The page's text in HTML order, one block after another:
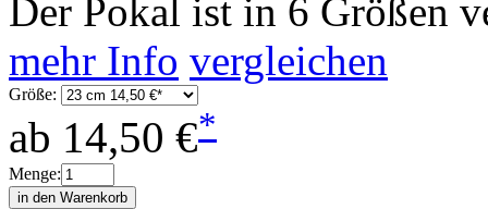
Der Pokal ist in 6 Größen
mehr Info vergleichen
Größe:
ab 14,50 €*
Menge: